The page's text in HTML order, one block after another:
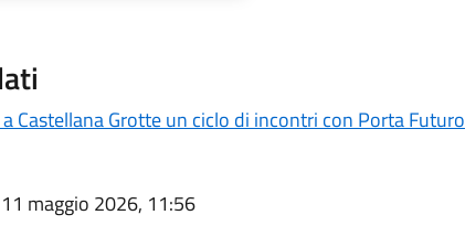
Castellana Grotte un ciclo di incontri con Porta Futuro
maggio 2026, 11:56